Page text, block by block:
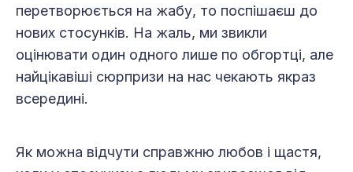
перетворюється на жабу, то поспішаєш до
нових стосунків. На жаль, ми звикли
оцінювати один одного лише по обгортці, але
найцікавіші сюрпризи на нас чекають якраз
всередині.
Як можна відчути справжню любов і щастя,